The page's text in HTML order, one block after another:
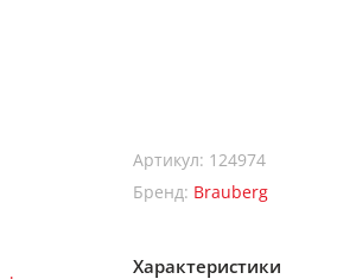
Артикул: 124974
Бренд: Brauberg
Характеристики